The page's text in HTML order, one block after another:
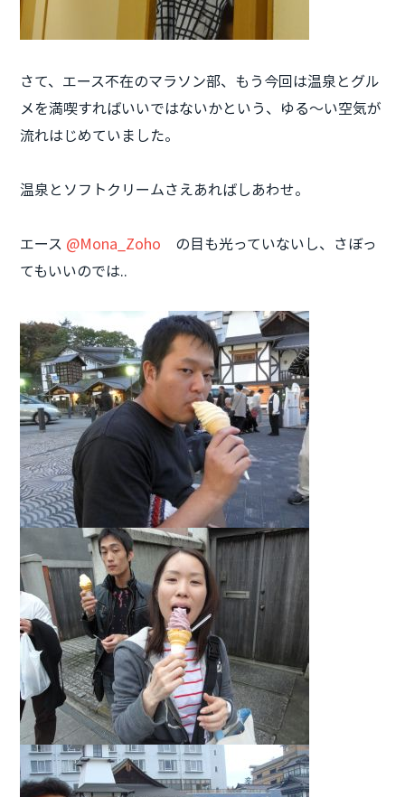
さて、エース不在のマラソン部、もう今回は温泉とグル
メを満喫すればいいではないかという、ゆる～い空気が
流れはじめていました。
温泉とソフトクリームさえあればしあわせ。
エース @Mona_Zoho の目も光っていないし、さぼっ
てもいいのでは..